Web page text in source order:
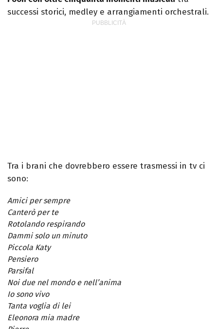
successi storici, medley e arrangiamenti orchestrali.
Tra i brani che dovrebbero essere trasmessi in tv ci
sono:
Amici per sempre
Canterò per te
Rotolando respirando
Dammi solo un minuto
Piccola Katy
Pensiero
Parsifal
Noi due nel mondo e nell’anima
Io sono vivo
Tanta voglia di lei
Eleonora mia madre